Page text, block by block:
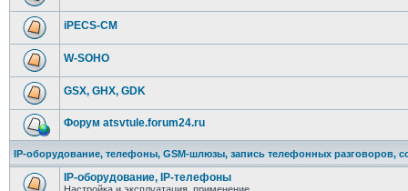
iPECS-CM
W-SOHO
GSX, GHX, GDK
Форум atsvtule.forum24.ru
IP-оборудование, телефоны, GSM-шлюзы, запись телефонных разговоров,
IP-оборудование, IP-телефоны